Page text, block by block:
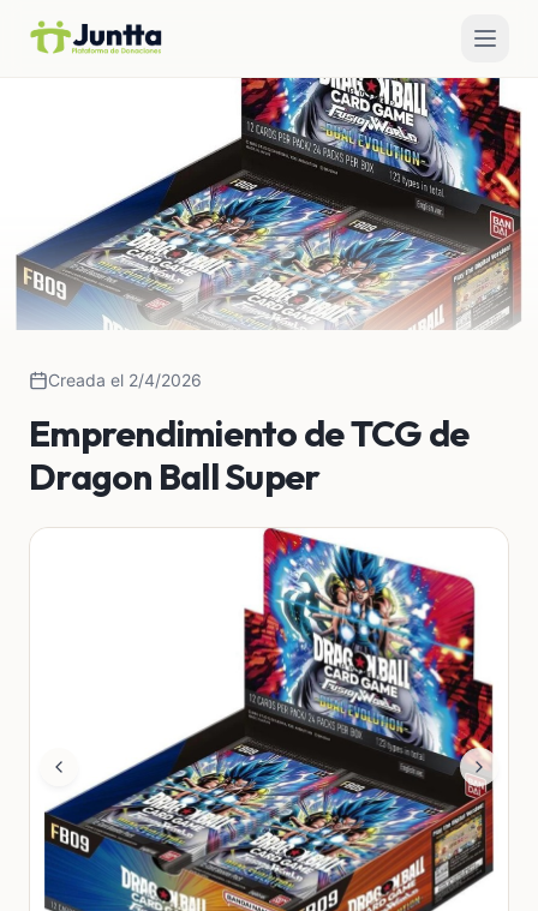
Creada el 2/4/2026
Emprendimiento de TCG de
Dragon Ball Super